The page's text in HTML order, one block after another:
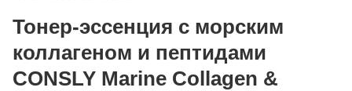
Тонер-эссенция с морским
коллагеном и пептидами
CONSLY Marine Collagen &